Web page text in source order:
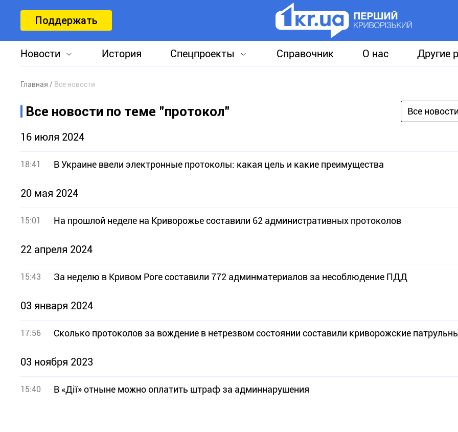
Поддержать
Новости История Спецпроекты Справочник О нас Другие
Главная Все новости
Все новости по теме "протокол" Все
16 июля 2024
18:41 В Украине ввели электронные протоколы: какая цель и какие преимущества
20 мая 2024
15:01 На прошлой неделе на Криворожье составили 62 административных протоколов
22 апреля 2024
15:43 За неделю в Кривом Роге составили 772 админматериалов за несоблюдение ПДД
03 января 2024
17:56 Сколько протоколов за вождение в нетрезвом состоянии составили криворожские
03 ноября 2023
15:40 В «Дії» отныне можно оплатить штраф за админнарушения